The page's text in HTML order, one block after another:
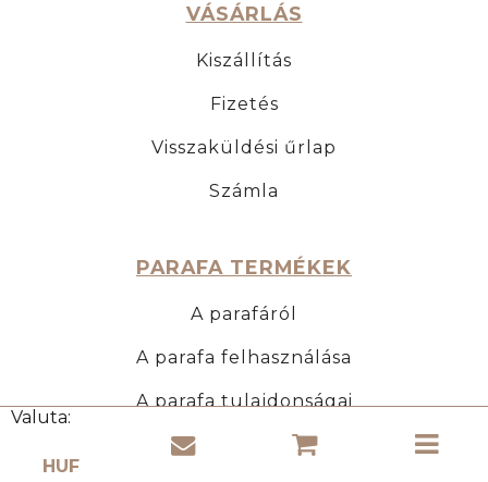
Valuta:
VÁSÁRLÁS
Kiszállítás
Fizetés
Visszaküldési űrlap
Számla
PARAFA TERMÉKEK
A parafáról
A parafa felhasználása
A parafa tulajdonságai
Válj viszonteladóvá